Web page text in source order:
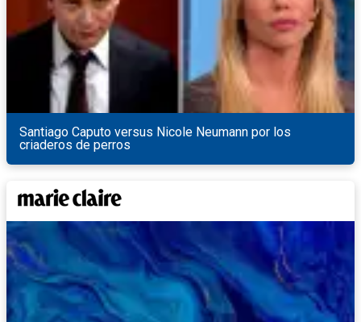
Santiago Caputo versus Nicole Neumann por los
criaderos de perros